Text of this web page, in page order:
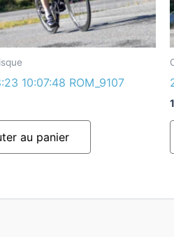
10:07:48 ROM_9107
au panier